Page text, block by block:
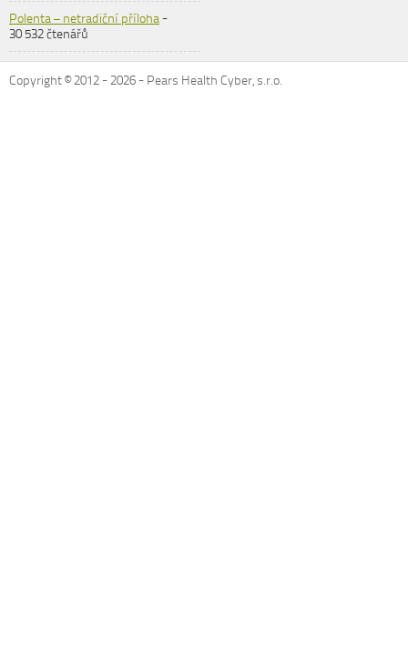
Polenta – netradiční příloha-
30 532 čtenářů
Copyright © 2012 -2026 - Pears Health Cyber, s.r.o.